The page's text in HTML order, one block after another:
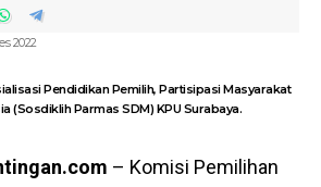
2022
Pendidikan Pemilih, Partisipasi Masyarakat
(Sosdiklih Parmas SDM) KPU Surabaya.
– Komisi Pemilihan